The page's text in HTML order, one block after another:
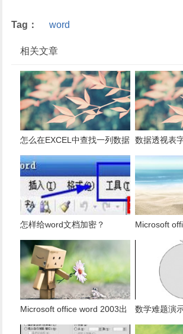
Tag： word
相关文章
怎么在EXCEL中查找一列数据
有多少是重复的？
数据透视表
使用组合为
数据。
怎样给word文档加密？
Microsoft
现发送错误
Microsoft office word 2003出
现发送错误报告怎么办？
数学难题演
PowerPoint